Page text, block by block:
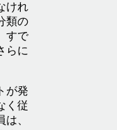
けれ
類の
すで
らに
が発
く従
、